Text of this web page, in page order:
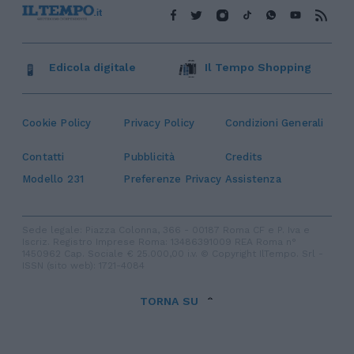
Cookie Policy Privacy Policy Condizioni Generali
Contatti Pubblicità
Credits
Modello 231
Preferenze Privacy Assistenza
Edicola digitale Il Tempo Shopping
TORNA SU